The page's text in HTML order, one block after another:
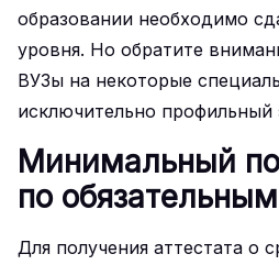
образовании необходимо
уровня. Но обратите
ВУЗы на некоторые
исключительно профильный
Минимальный
по
Для получения аттестата о